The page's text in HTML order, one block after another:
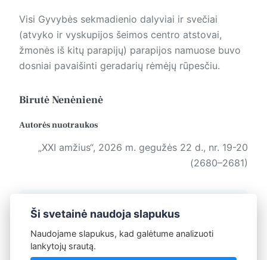
Visi Gyvybės sekmadienio dalyviai ir svečiai
(atvyko ir vyskupijos šeimos centro atstovai,
žmonės iš kitų parapijų) parapijos namuose buvo
dosniai pavaišinti geradarių rėmėjų rūpesčiu.
Birutė Nenėnienė
Autorės nuotraukos
„XXI amžius“, 2026 m. gegužės 22 d., nr. 19-20
(2680–2681)
Žymos: Katalikų bendruomenėse
Ši svetainė naudoja slapukus
Naudojame slapukus, kad galėtume analizuoti
lankytojų srautą.